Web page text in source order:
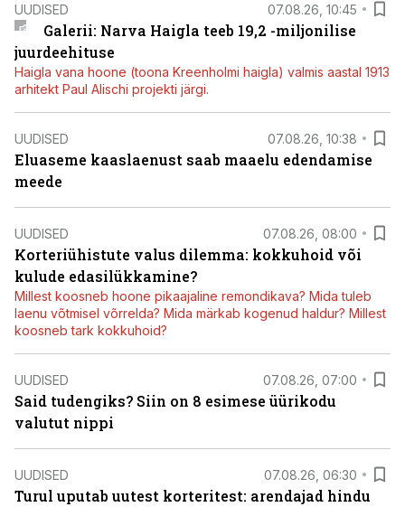
UUDISED 07.08.26, 10:45
Galerii: Narva Haigla teeb 19,2 -miljonilise
juurdeehituse
Haigla vana hoone (toona Kreenholmi haigla) valmis aastal 1913
arhitekt Paul Alischi projekti järgi.
UUDISED 07.08.26, 10:38
Eluaseme kaaslaenust saab maaelu edendamise
meede
UUDISED 07.08.26, 08:00
Korteriühistute valus dilemma: kokkuhoid või
kulude edasilükkamine?
Millest koosneb hoone pikaajaline remondikava? Mida tuleb
laenu võtmisel võrrelda? Mida märkab kogenud haldur? Millest
koosneb tark kokkuhoid?
UUDISED 07.08.26, 07:00
Said tudengiks? Siin on 8 esimese üürikodu
valutut nippi
UUDISED 07.08.26, 06:30
Turul uputab uutest korteritest: arendajad hindu